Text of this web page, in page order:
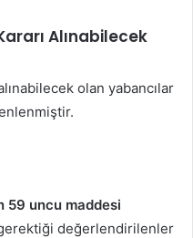
Alınabilecek
olan yabancılar
59 uncu maddesi
gerektiği değerlendirilenler